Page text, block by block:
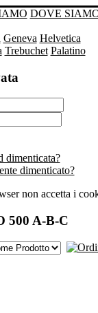
DOVE
Geneva Helvetica
Trebuchet Palatino
dimenticata?
dimenticato?
non accetta i
500 A-B-C